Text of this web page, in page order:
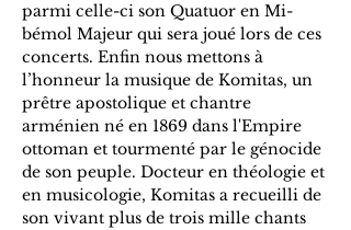
parmi celle-ci son Quatuor en Mi-
bémol Majeur qui sera joué lors de ces
concerts. Enfin nous mettons à
l’honneur la musique de Komitas, un
prêtre apostolique et chantre
arménien né en 1869 dans l'Empire
ottoman et tourmenté par le génocide
de son peuple. Docteur en théologie et
en musicologie, Komitas a recueilli de
son vivant plus de trois mille chants